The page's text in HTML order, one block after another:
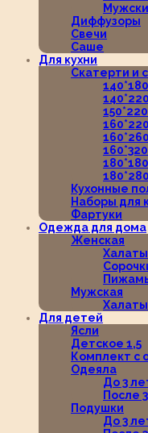
Диффузоры
Свечи
Саше
Для кухни
Скатерти и
Кухонные
Наборы для
Фартуки
Одежда для дома
Женская
Халаты
Мужская
Халаты
Для детей
Ясли
Детское 1,5
Комплект с
Одеяла
До 3
После
Подушки
До 3